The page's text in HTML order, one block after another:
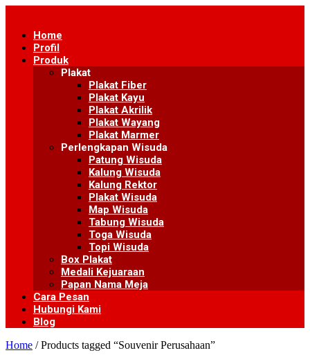
contentHome
Profil
Produk
Plakat
Plakat Fiber
Plakat Kayu
Plakat Akrilik
Plakat Wayang
Plakat Marmer
Perlengkapan Wisuda
Patung Wisuda
Kalung Wisuda
Kalung Rektor
Plakat Wisuda
Map Wisuda
Tabung Wisuda
Toga Wisuda
Topi Wisuda
Box Plakat
Medali Kejuaraan
Papan Nama Meja
Cara Pesan
Hubungi Kami
Blog
Home / Products tagged “Souvenir Perusahaan”